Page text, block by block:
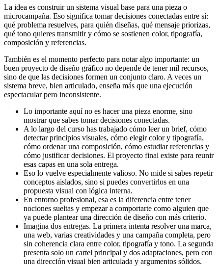
La idea es construir un sistema visual base para una pieza o
microcampaña. Eso significa tomar decisiones conectadas entre sí:
qué problema resuelves, para quién diseñas, qué mensaje priorizas,
qué tono quieres transmitir y cómo se sostienen color, tipografía,
composición y referencias.
También es el momento perfecto para notar algo importante: un
buen proyecto de diseño gráfico no depende de tener mil recursos,
sino de que las decisiones formen un conjunto claro. A veces un
sistema breve, bien articulado, enseña más que una ejecución
espectacular pero inconsistente.
Lo importante aquí no es hacer una pieza enorme, sino
mostrar que sabes tomar decisiones conectadas.
A lo largo del curso has trabajado cómo leer un brief, cómo
detectar principios visuales, cómo elegir color y tipografía,
cómo ordenar una composición, cómo estudiar referencias y
cómo justificar decisiones. El proyecto final existe para reunir
esas capas en una sola entrega.
Eso lo vuelve especialmente valioso. No mide si sabes repetir
conceptos aislados, sino si puedes convertirlos en una
propuesta visual con lógica interna.
En entorno profesional, esa es la diferencia entre tener
nociones sueltas y empezar a comportarte como alguien que
ya puede plantear una dirección de diseño con más criterio.
Imagina dos entregas. La primera intenta resolver una marca,
una web, varias creatividades y una campaña completa, pero
sin coherencia clara entre color, tipografía y tono. La segunda
presenta solo un cartel principal y dos adaptaciones, pero con
una dirección visual bien articulada y argumentos sólidos.